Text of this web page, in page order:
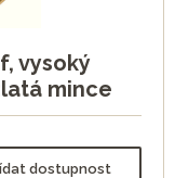
vysoký
mince
dostupnost